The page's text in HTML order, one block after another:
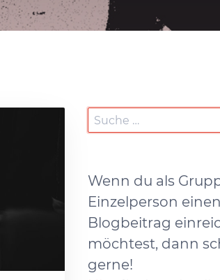
Wenn du als
Einzelperson einen
Blogbeitrag
möchtest, dann
gerne!